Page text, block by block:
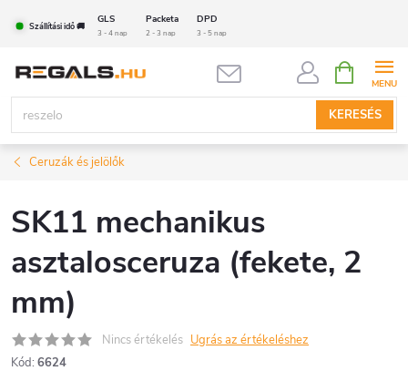
tartalomhoz
Szállítási idő 🚚
GLS Packeta DPD
3 - 4 nap 2 - 3 nap 3 - 5 nap
KERESÉS
KOSÁR
Ceruzák és jelölők
SK11 mechanikus
asztalosceruza (fekete, 2
mm)
Nincs értékelés Ugrás az értékeléshez
Kód: 6624